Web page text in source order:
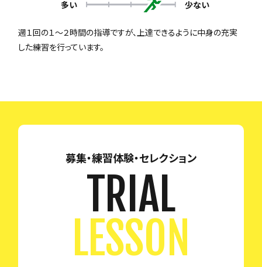
多い 少ない
週１回の１～２時間の指導ですが、上達できるように中身の充実
した練習を行っています。
募集・練習体験・セレクション
TRIAL
LESSON